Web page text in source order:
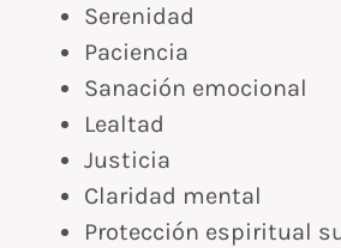
Serenidad
Paciencia
Sanación emocional
Lealtad
Justicia
Claridad mental
Protección espiritual